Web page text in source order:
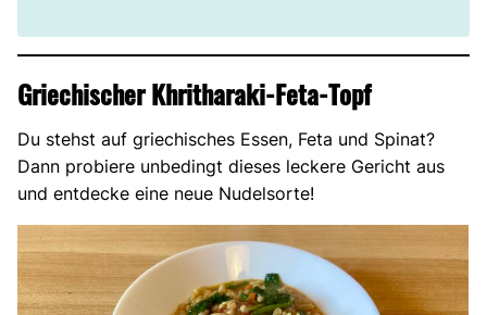
Griechischer Khritharaki-Feta-Topf
Du stehst auf griechisches Essen, Feta und Spinat?
Dann probiere unbedingt dieses leckere Gericht aus
und entdecke eine neue Nudelsorte!